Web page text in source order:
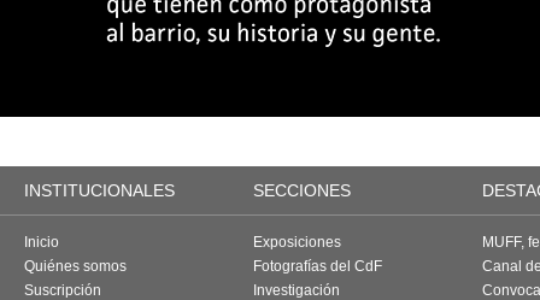
INSTITUCIONALES SECCIONES
Inicio
Quiénes somos
Suscripción
Exposiciones
Fotografías del CdF
Investigación
MUFF,
Canal